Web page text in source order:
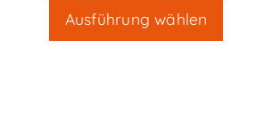
Ausführung wählen
weist